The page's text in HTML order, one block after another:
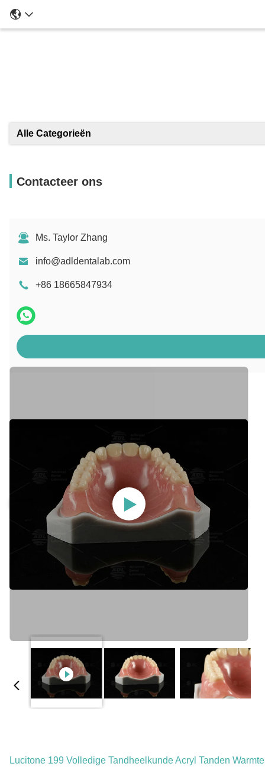
Alle Categorieën
Contacteer ons
Ms. Taylor Zhang
info@adldentalab.com
+86 18665847934
Lucitone 199 Volledige Tandheelkunde Acryl Tanden